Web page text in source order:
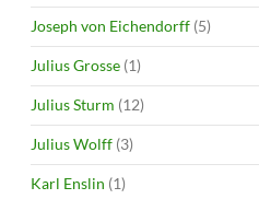
Joseph von Eichendorff (5)
Julius Grosse (1)
Julius Sturm (12)
Julius Wolff (3)
Karl Enslin (1)